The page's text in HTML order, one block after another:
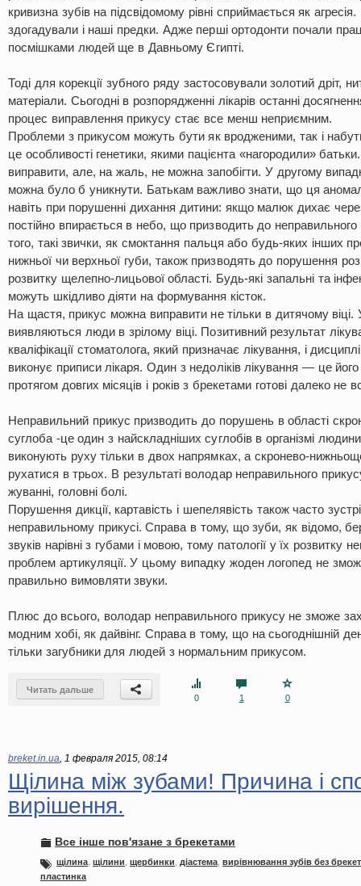
кривизна зубів на підсвідомому рівні сприймається як
здогадували і наші предки. Адже перші ортодонти почали
посмішками людей ще в Давньому Єгипті.
Тоді для корекції зубного ряду застосовували золотий дріт,
матеріали. Сьогодні в розпорядженні лікарів останні
процес виправлення прикусу стає все менш неприємним.
Проблеми з прикусом можуть бути як вродженими, так і
це особливості генетики, якими пацієнта «нагородили»
виправити, але, на жаль, не можна запобігти. У другому
можна було б уникнути. Батькам важливо знати, що ця
навіть при порушенні дихання дитини: якщо малюк дихає
постійно впирається в небо, що призводить до неправильного
того, такі звички, як смоктання пальця або будь-яких інших
нижньої чи верхньої губи, також призводять до порушення
розвитку щелепно-лицьової області. Будь-які запальні та
можуть шкідливо діяти на формування кісток.
На щастя, прикус можна виправити не тільки в дитячому віці.
виявляються люди в зрілому віці. Позитивний результат
кваліфікації стоматолога, який призначає лікування, і
виконує приписи лікаря. Один з недоліків лікування — це
протягом довгих місяців і років з брекетами готові далеко не
Неправильний прикус призводить до порушень в області
суглоба -це один з найскладніших суглобів в організмі
виконують руху тільки в двох напрямках, а скронево-
рухатися в трьох. В результаті володар неправильного
жуванні, головні болі.
Порушення дикції, картавість і шепелявість також часто
неправильному прикусі. Справа в тому, що зуби, як відомо,
звуків нарівні з губами і мовою, тому патології у їх розвитку
проблем артикуляції. У цьому випадку жоден логопед не
правильно вимовляти звуки.
Плюс до всього, володар неправильного прикусу не зможе
модним хобі, як дайвінг. Справа в тому, що на сьогоднішній
тільки загубники для людей з нормальним прикусом.
Читать дальше
0
1 0
breket.in.ua, 1 февраля 2015, 08:14
Щілина між зубами! Причина і
вирішення.
Все інше пов'язане з брекетами
щілина щілини щербинки діастема вирівнювання зубів без
пластинка